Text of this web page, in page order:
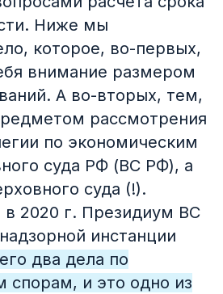
Ниже мы
которое, во-первых,
внимание размером
А во-вторых, тем,
рассмотрения
по экономическим
суда РФ (ВС РФ), а
суда (!).
2020 г. Президиум ВС
инстанции
два дела по
спорам, и это одно из
IP
в едином
знаки,
домены,